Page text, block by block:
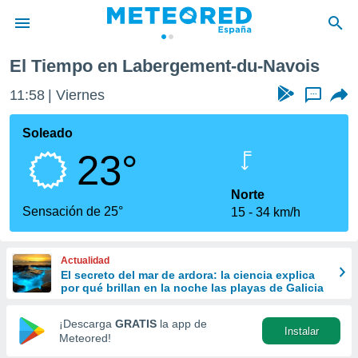
de
por
que se
calidad.
a este
las
y
forma
digital
basada
El Tiempo en Labergement-du-Navois
11:58 Viernes ...
Soleado
23°
Sensación de 25°
Norte
15
34 km/h
Actualidad
El secreto del mar de ardora: la ciencia explica
por qué brillan en la noche las playas de Galicia
¡Descarga GRATIS la app de
Meteored!
Instalar